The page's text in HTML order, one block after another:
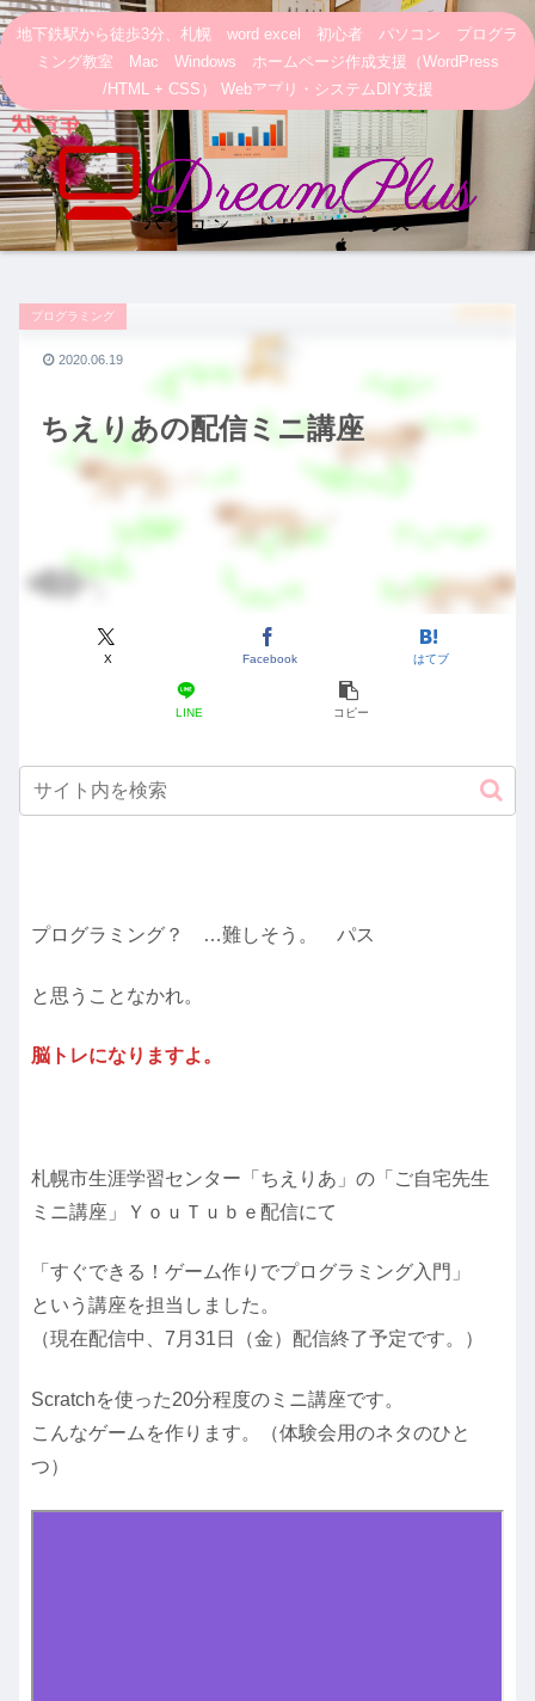
地下鉄駅から徒歩3分、札幌 word excel 初心者 パソコン プログラ
ミング教室 Mac Windows ホームページ作成支援（WordPress
/HTML + CSS） Webアプリ・システムDIY支援
ちえりあの配信ミニ講座
プログラミング
X Facebook はてブ
LINE コピー
2020.06.19
プログラミング？ …難しそう。 パス
と思うことなかれ。
脳トレになりますよ。
札幌市生涯学習センター「ちえりあ」の「ご自宅先生
ミニ講座」ＹｏｕＴｕｂｅ配信にて
「すぐできる！ゲーム作りでプログラミング入門」
という講座を担当しました。
（現在配信中、7月31日（金）配信終了予定です。）
Scratchを使った20分程度のミニ講座です。
こんなゲームを作ります。（体験会用のネタのひと
つ）